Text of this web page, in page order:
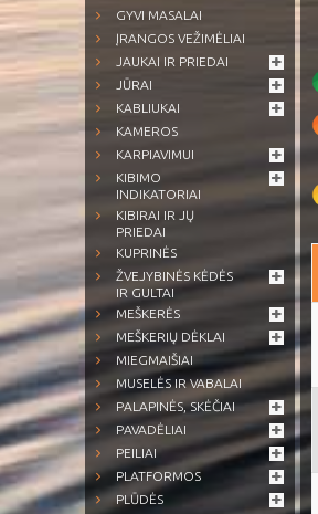
GYVI MASALAI
ĮRANGOS VEŽIMĖLIAI
JAUKAI IR PRIEDAI
JŪRAI
KABLIUKAI
KAMEROS
KARPIAVIMUI
KIBIMO
INDIKATORIAI
KIBIRAI IR JŲ
PRIEDAI
KUPRINĖS
ŽVEJYBINĖS KĖDĖS
IR GULTAI
MEŠKERĖS
MEŠKERIŲ DĖKLAI
MIEGMAIŠIAI
MUSELĖS IR VABALAI
PALAPINĖS, SKĖČIAI
PAVADĖLIAI
PEILIAI
PLATFORMOS
PLŪDĖS